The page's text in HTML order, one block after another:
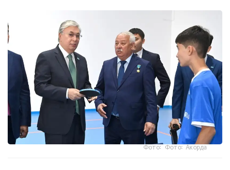
Фото: Фото: Акорда